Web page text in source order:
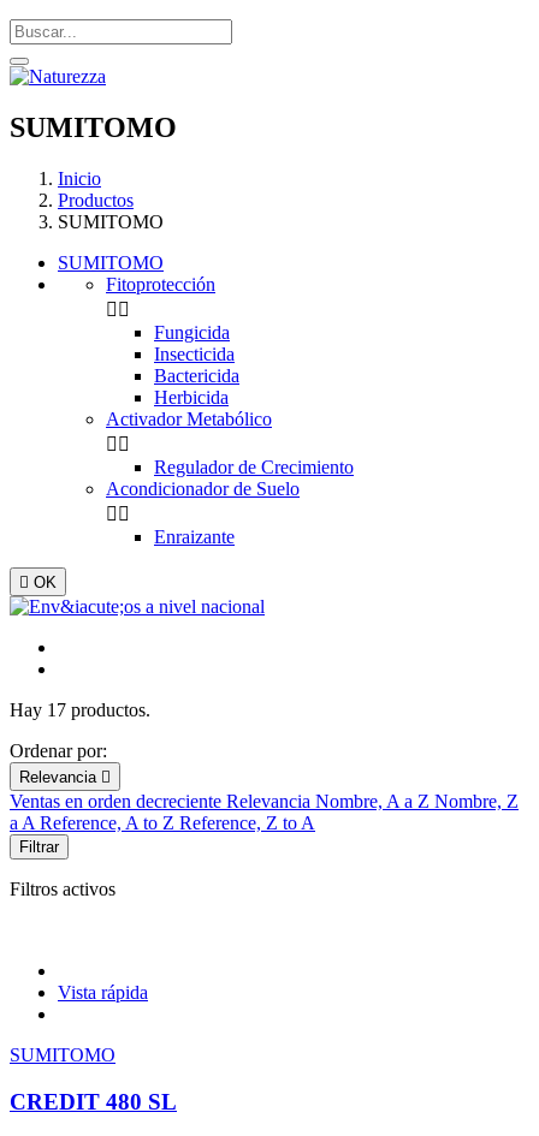
SUMITOMO
Inicio
Productos
SUMITOMO
SUMITOMO
Fitoprotección
 
Fungicida
Insecticida
Bactericida
Herbicida
Activador Metabólico
 
Regulador de Crecimiento
Acondicionador de Suelo
 
Enraizante
 OK
Hay 17 productos.
Ordenar por:
Relevancia 
Ventas en orden decreciente Relevancia Nombre, A a Z Nombre, Z
a A Reference, A to Z Reference, Z to A
Filtrar
Filtros activos
Vista rápida
SUMITOMO
CREDIT 480 SL